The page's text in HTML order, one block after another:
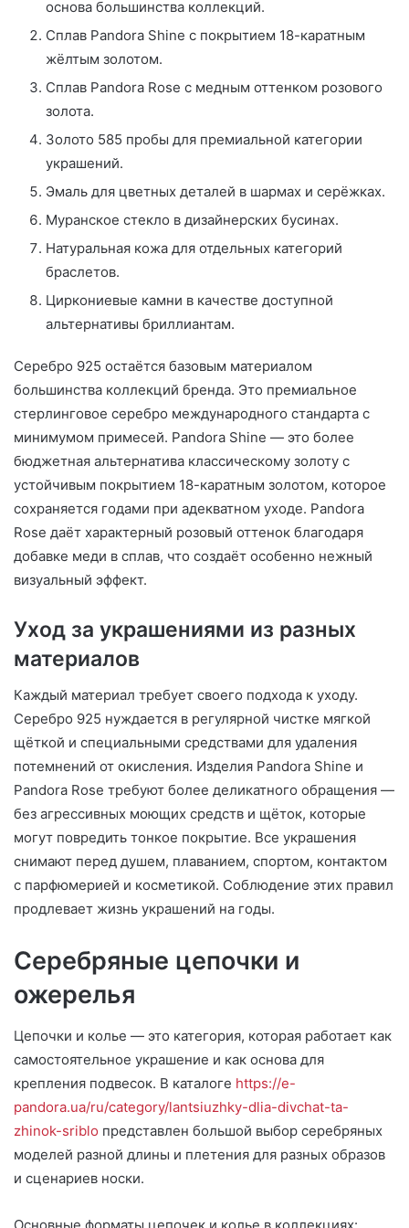
основа большинства коллекций.
Сплав Pandora Shine с покрытием 18-каратным
жёлтым золотом.
Сплав Pandora Rose с медным оттенком розового
золота.
Золото 585 пробы для премиальной категории
украшений.
Эмаль для цветных деталей в шармах и серёжках.
Муранское стекло в дизайнерских бусинах.
Натуральная кожа для отдельных категорий
браслетов.
Циркониевые камни в качестве доступной
альтернативы бриллиантам.
Серебро 925 остаётся базовым материалом
большинства коллекций бренда. Это премиальное
стерлинговое серебро международного стандарта с
минимумом примесей. Pandora Shine — это более
бюджетная альтернатива классическому золоту с
устойчивым покрытием 18-каратным золотом, которое
сохраняется годами при адекватном уходе. Pandora
Rose даёт характерный розовый оттенок благодаря
добавке меди в сплав, что создаёт особенно нежный
визуальный эффект.
Уход за украшениями из разных
материалов
Каждый материал требует своего подхода к уходу.
Серебро 925 нуждается в регулярной чистке мягкой
щёткой и специальными средствами для удаления
потемнений от окисления. Изделия Pandora Shine и
Pandora Rose требуют более деликатного обращения —
без агрессивных моющих средств и щёток, которые
могут повредить тонкое покрытие. Все украшения
снимают перед душем, плаванием, спортом, контактом
с парфюмерией и косметикой. Соблюдение этих правил
продлевает жизнь украшений на годы.
Серебряные цепочки и
ожерелья
Цепочки и колье — это категория, которая работает как
самостоятельное украшение и как основа для
крепления подвесок. В каталоге https://e-
pandora.ua/ru/category/lantsiuzhky-dlia-divchat-ta-
zhinok-sriblo представлен большой выбор серебряных
моделей разной длины и плетения для разных образов
и сценариев носки.